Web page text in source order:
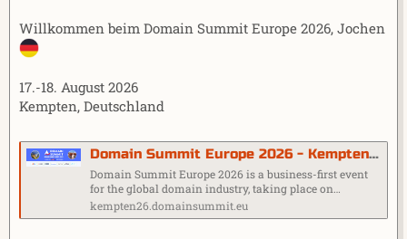
Willkommen beim Domain Summit Europe 2026, Jochen
17.-18. August 2026
Kempten, Deutschland
Domain Summit Europe 2026 - Kempten, Germany
Domain Summit Europe 2026 is a business-first event
for the global domain industry, taking place on…
kempten26.domainsummit.eu